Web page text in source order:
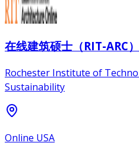
在线建筑硕士（RIT-ARC）
Rochester Institute of
Sustainability
Online USA